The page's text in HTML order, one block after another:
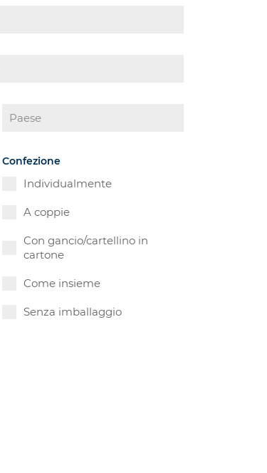
Confezione
Individualmente
A coppie
Con gancio/cartellino in
cartone
Come insieme
Senza imballaggio